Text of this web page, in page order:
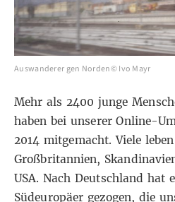
Auswanderer gen Norden© Ivo Mayr
Mehr als 2400 junge
haben bei unsererOnline-
2014 mitgemacht. Viele
Großbritannien,
USA. Nach Deutschland hat
Südeuropäer gezogen, die